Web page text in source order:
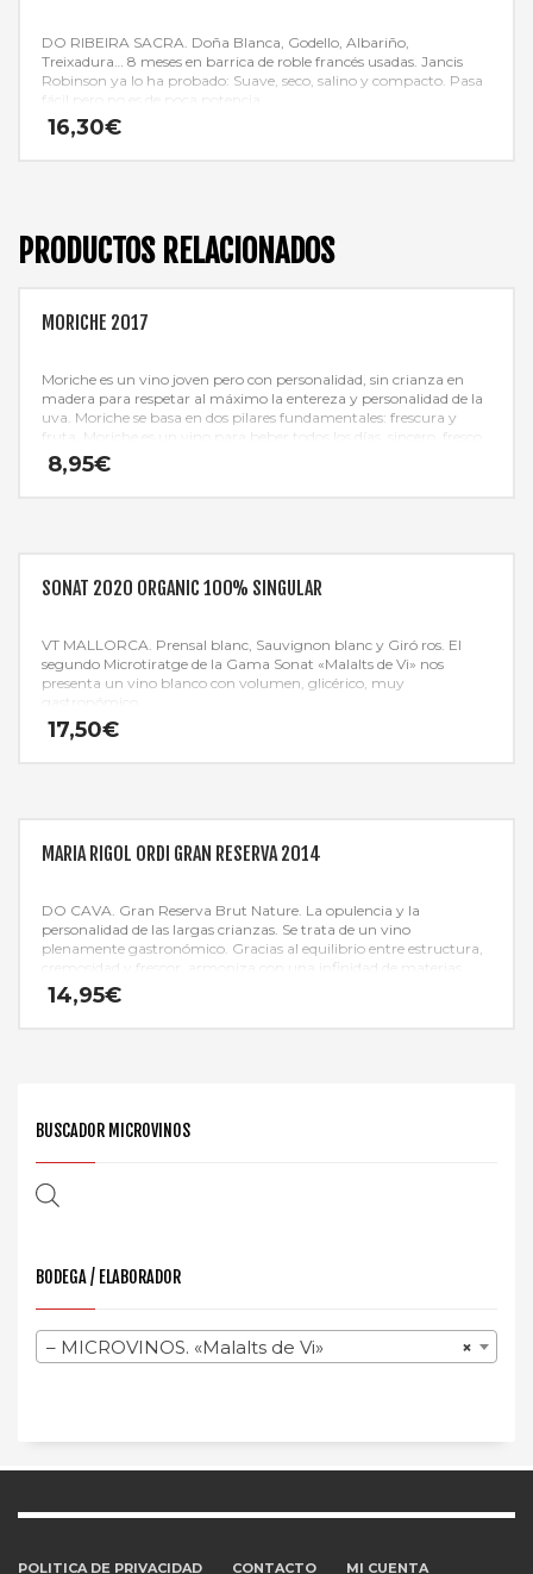
DO RIBEIRA SACRA. Doña Blanca, Godello, Albariño,
Treixadura… 8 meses en barrica de roble francés usadas. Jancis
Robinson ya lo ha probado: Suave, seco, salino y compacto. Pasa
fácil pero no es de poca potencia.
16,30€
PRODUCTOS RELACIONADOS
MORICHE 2017
Moriche es un vino joven pero con personalidad, sin crianza en
madera para respetar al máximo la entereza y personalidad de la
uva. Moriche se basa en dos pilares fundamentales: frescura y
fruta. Moriche es un vino para beber todos los días, sincero, fresco,
vivo.
8,95€
SONAT 2020 ORGANIC 100% SINGULAR
VT MALLORCA. Prensal blanc, Sauvignon blanc y Giró ros. El
segundo Microtiratge de la Gama Sonat «Malalts de Vi» nos
presenta un vino blanco con volumen, glicérico, muy
17,50€
MARIA RIGOL ORDI GRAN RESERVA 2014
DO CAVA. Gran Reserva Brut Nature. La opulencia y la
personalidad de las largas crianzas. Se trata de un vino
plenamente gastronómico. Gracias al equilibrio entre estructura,
cremosidad y frescor, armoniza con una infinidad de materias
primas y elaboraciones.
14,95€
BUSCADOR MICROVINOS
BODEGA / ELABORADOR
×
– MICROVINOS. «Malalts de Vi»
POLITICA DE PRIVACIDAD CONTACTO MI CUENTA